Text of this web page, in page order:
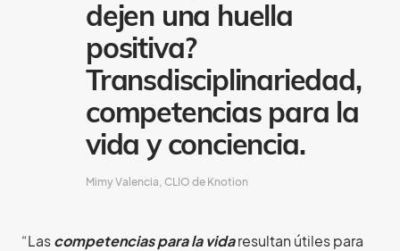
dejen una huella
positiva?
Transdisciplinariedad,
competencias para la
vida y conciencia.
Mimy Valencia, CLIO de Knotion
“Lascompetencias para la vidaresultan útiles para